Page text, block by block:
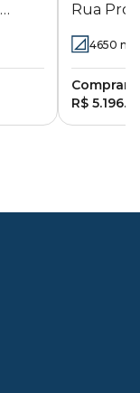
Rua
Santa
4650 m²
Comprar:
R$